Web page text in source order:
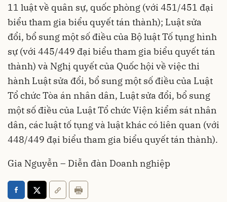
11 luật về quân sự, quốc phòng (với 451/451 đại
biểu tham gia biểu quyết tán thành); Luật sửa
đổi, bổ sung một số điều của Bộ luật Tố tụng hình
sự (với 445/449 đại biểu tham gia biểu quyết tán
thành) và Nghị quyết của Quốc hội về việc thi
hành Luật sửa đổi, bổ sung một số điều của Luật
Tổ chức Tòa án nhân dân, Luật sửa đổi, bổ sung
một số điều của Luật Tổ chức Viện kiểm sát nhân
dân, các luật tố tụng và luật khác có liên quan (với
448/449 đại biểu tham gia biểu quyết tán thành).
Gia Nguyễn – Diễn đàn Doanh nghiệp